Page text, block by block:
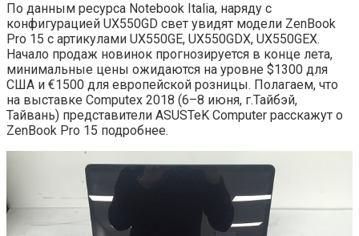
По данным ресурса Notebook Italia, наряду с
конфигурацией UX550GD свет увидят модели ZenBook
Pro 15 с артикулами UX550GE, UX550GDX, UX550GEX.
Начало продаж новинок прогнозируется в конце лета,
минимальные цены ожидаются на уровне $1300 для
США и €1500 для европейской розницы. Полагаем, что
на выставке Computex 2018 (6–8 июня, г.Тайбэй,
Тайвань) представители ASUSTeK Computer расскажут о
ZenBook Pro 15 подробнее.